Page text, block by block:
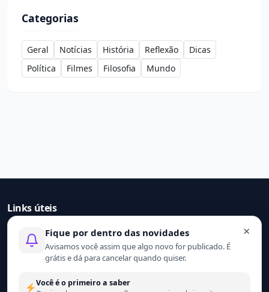
Categorias
Geral Notícias História Reflexão
Dicas
Política
Filmes Filosofia Mundo
Links úteis
Início
Contato
Sobre nós
Termo de uso
×
Fique por dentro das novidades
Avisamos você assim que algo novo for publicado. É
grátis e dá para cancelar quando quiser.
Você é o primeiro a saber